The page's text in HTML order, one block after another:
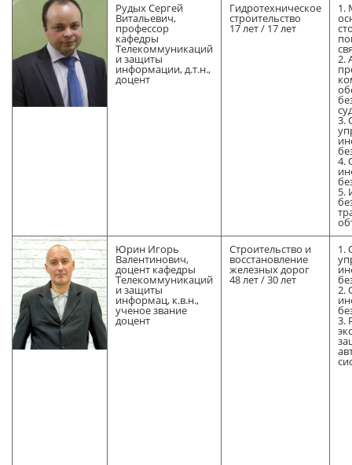
Рудых Сергей
Витальевич,
профессор
кафедры
Телекоммуникаций
и защиты
информации, д.т.н.,
доцент
Гидротехническое
строительство
17 лет / 17 лет
1.
2.
3.
4.
5.
Юрин Игорь
Валентинович,
доцент кафедры
Телекоммуникаций
и защиты
информац, к.в.н.,
ученое звание
доцент
Строительство и
восстановление
железных дорог
48 лет / 30 лет
1.
2.
3.